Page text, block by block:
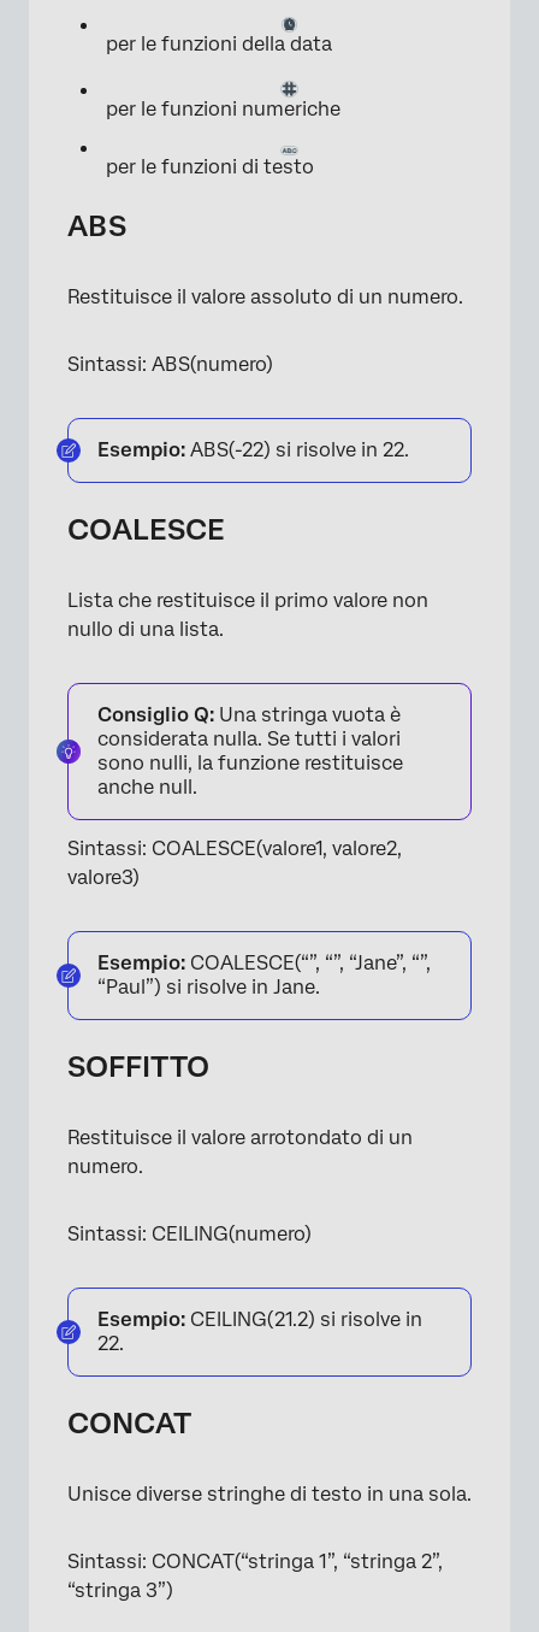
per le funzioni della data
per le funzioni numeriche
per le funzioni di testo
ABS
Restituisce il valore assoluto di un numero.
Sintassi: ABS(numero)
Esempio: ABS(-22) si risolve in 22.
COALESCE
Lista che restituisce il primo valore non
nullo di una lista.
Consiglio Q: Una stringa vuota è
considerata nulla. Se tutti i valori
sono nulli, la funzione restituisce
anche null.
Sintassi: COALESCE(valore1, valore2,
valore3)
Esempio: COALESCE(“”, “”, “Jane”, “”,
“Paul”) si risolve in Jane.
SOFFITTO
Restituisce il valore arrotondato di un
numero.
Sintassi: CEILING(numero)
Esempio: CEILING(21.2) si risolve in
22.
CONCAT
Unisce diverse stringhe di testo in una sola.
Sintassi: CONCAT(“stringa 1”, “stringa 2”,
“stringa 3”)